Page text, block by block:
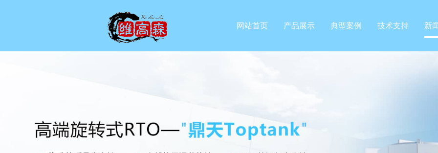
网站首页 产品展示 典型案例 技术支持 新